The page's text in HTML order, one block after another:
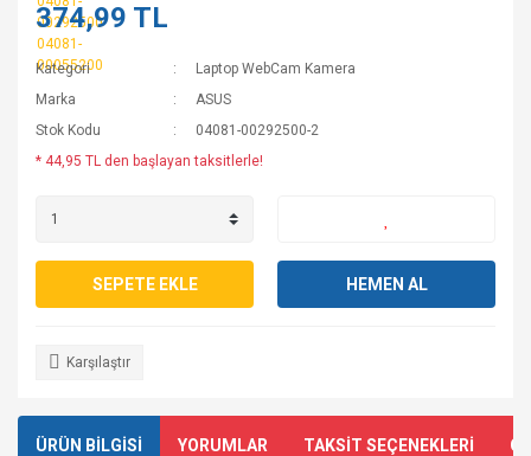
374,99 TL
Kategori
Laptop WebCam Kamera
Marka
ASUS
Stok Kodu
04081-00292500-2
* 44,95 TL den başlayan taksitlerle!
SEPETE EKLE HEMEN AL
Karşılaştır
ÜRÜN BİLGİSİ YORUMLAR TAKSİT SEÇENEKLERİ